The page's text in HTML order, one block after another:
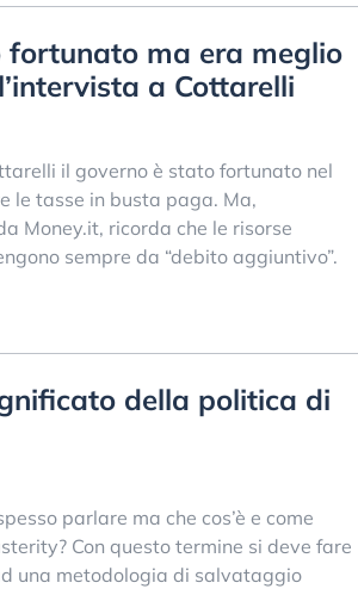
fortunato ma era meglio
a Cottarelli
il governo è stato fortunato nel
le tasse in busta paga. Ma,
Money.it, ricorda che le risorse
sempre da “debito aggiuntivo”.
della politica di
parlare ma che cos’è e come
Con questo termine si deve fare
una metodologia di salvataggio